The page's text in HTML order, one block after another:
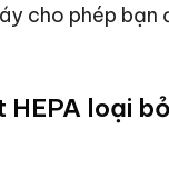
cho phép
loại